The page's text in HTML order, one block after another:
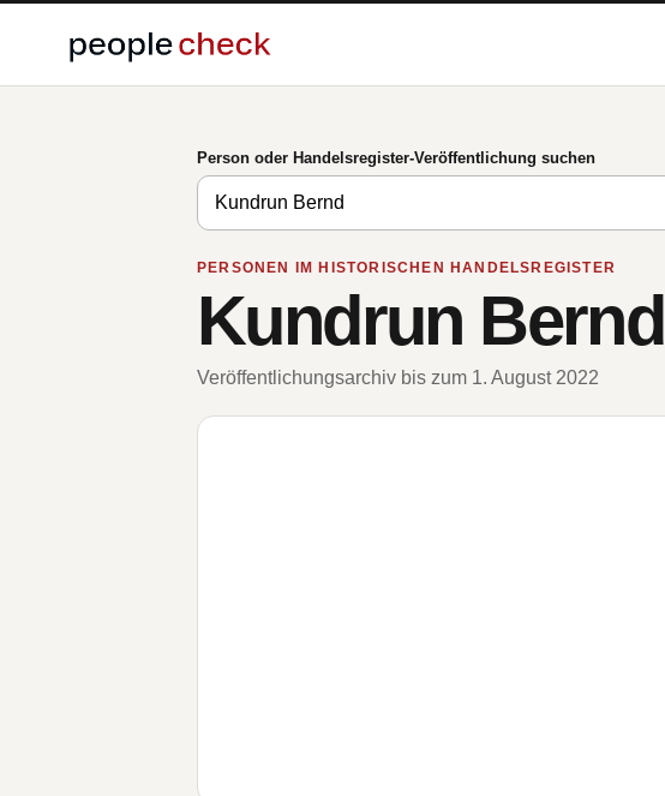
Person oder Handelsregister-Veröffentlichung suchen
PERSONEN IM HISTORISCHEN HANDELSREGISTER
Kundrun Bernd
Veröffentlichungsarchiv bis zum 1. August 2022